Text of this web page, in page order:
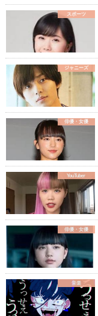
スポーツ
ジャニーズ
俳優・女優
YouTuber
俳優・女優
音楽